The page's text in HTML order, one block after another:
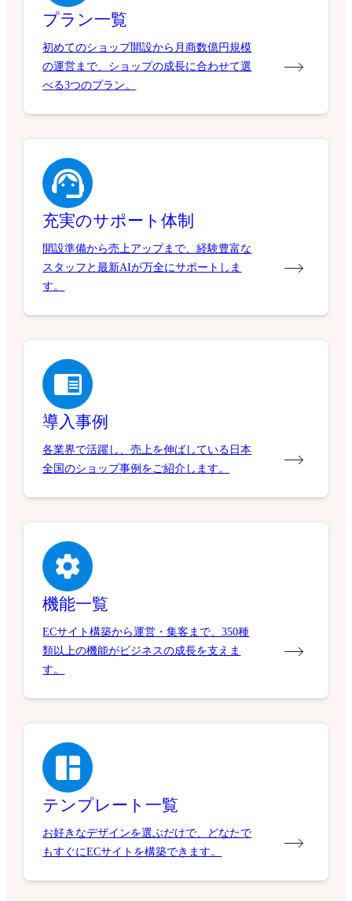
プラン一覧
初めてのショップ開設から月商数億円規模
の運営まで、ショップの成長に合わせて選
べる3つのプラン。
充実のサポート体制
開設準備から売上アップまで、経験豊富な
スタッフと最新AIが万全にサポートしま
す。
導入事例
各業界で活躍し、売上を伸ばしている日本
全国のショップ事例をご紹介します。
機能一覧
ECサイト構築から運営・集客まで、350種
類以上の機能がビジネスの成長を支えま
す。
テンプレート一覧
お好きなデザインを選ぶだけで、どなたで
もすぐにECサイトを構築できます。